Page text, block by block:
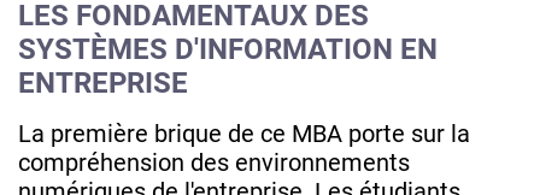
LES FONDAMENTAUX DES
SYSTÈMES D'INFORMATION EN
ENTREPRISE
La première brique de ce MBA porte sur la
compréhension des environnements